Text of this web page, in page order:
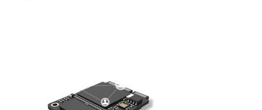
Tổng đài VoIP Yeastar S50